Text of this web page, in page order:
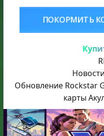
(ДОНАТ)
Обновление Rockstar
карты